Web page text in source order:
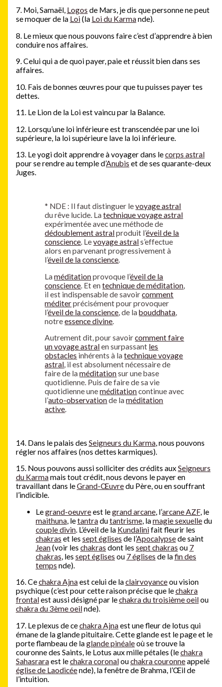
7. Moi, Samaël, Logos de Mars, je dis que personne ne peut
se moquer de la Loi(la Loi du Karmande).
8. Le mieux que nous pouvons faire c’est d’apprendre à bien
conduire nos affaires.
9. Celui qui a de quoi payer, paie et réussit bien dans ses
affaires.
10. Fais de bonnes œuvres pour que tu puisses payer tes
dettes.
11. Le Lion de la Loi est vaincu par la Balance.
12. Lorsqu’une loi inférieure est transcendée par une loi
supérieure, la loi supérieure lave la loi inférieure.
13. Le yogi doit apprendre à voyager dans lecorps astral
pour se rendre au temple d’Anubis et de ses quarante-deux
Juges.
* NDE : Il faut distinguer levoyage astral
du rêve lucide. Latechnique voyage astral
expérimentée avec une méthode de
dédoublement astralproduit l’éveil de la
conscience. Levoyage astrals’effectue
alors en parvenant progressivement à
l’éveil de la conscience.
Laméditationprovoque l’éveil de la
conscience . Et entechnique de méditation
il est indispensable de savoircomment
méditerprécisément pour provoquer
l’éveil de la conscience , de labouddhata
notreessence divine
Autrement dit, pour savoircomment faire
un voyage astralen surpassant les
obstacles inhérents à latechnique voyage
astral, il est absolument nécessaire de
faire de laméditationsur une base
quotidienne. Puis de faire de sa vie
quotidienne uneméditationcontinue avec
l’auto-observationde laméditation
active.
14. Dans le palais des Seigneurs du Karma, nous pouvons
régler nos affaires (nos dettes karmiques).
15. Nous pouvons aussi solliciter des crédits auxSeigneurs
du Karmamais tout crédit, nous devons le payer en
travaillant dans leGrand-Œuvredu Père, ou en souffrant
l’indicible.
Legrand-oeuvreest legrand arcane, l’arcane AZF, le
maithuna, letantradutantrisme, lamagie sexuelledu
couple divin. L’éveil de la Kundalinifait fleurir les
chakras et les sept églises de l’Apocalypsede saint
Jean(voir les chakras dont les sept chakras ou 7
chakras , les sept églises ou 7 églises de lafin des
temps nde).
16. Cechakra Ajnaest celui de laclairvoyanceou vision
psychique (c’est pour cette raison précise que lechakra
frontalest aussi désigné par lechakra du troisième oeilou
chakra du 3ème oeilnde).
17. Le plexus de cechakra Ajnaest une fleur de lotus qui
émane de la glande pituitaire. Cette glande est le page et le
porte flambeau de laglande pinéaleoù se trouve la
couronne des Saints, le Lotus aux mille pétales (lechakra
Sahasraraest lechakra coronalouchakra couronneappelé
église de Laodicéende), la fenêtre de Brahma, l’Œil de
l’intuition.